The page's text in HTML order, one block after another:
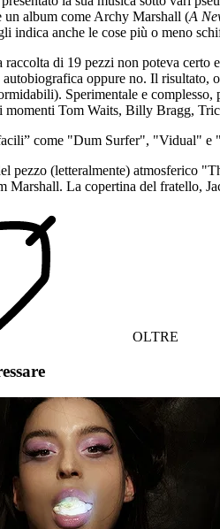
un album come Archy Marshall (A
indica anche le cose più o meno
raccolta di 19 pezzi non poteva
oppure no. Il risultato,
Sperimentale e
momenti Tom Waits, Billy Bragg,
come "Dum Surfer", "Vidual" e
pezzo (letteralmente) atmosferico
Marshall. La copertina del fratello,
OLTRE